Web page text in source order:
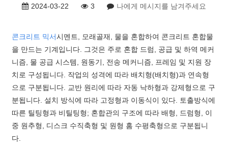
2024-03-22 3 나에게 메시지를 남겨주세요
콘크리트 믹서시멘트, 모래골재, 물을 혼합하여 콘크리트 혼합물
을 만드는 기계입니다. 그것은 주로 혼합 드럼, 공급 및 하역 메커
니즘, 물 공급 시스템, 원동기, 전송 메커니즘, 프레임 및 지원 장
치로 구성됩니다. 작업의 성격에 따라 배치형(배치형)과 연속형
으로 구분됩니다. 교반 원리에 따라 자동 낙하형과 강제형으로 구
분됩니다. 설치 방식에 따라 고정형과 이동식이 있다. 토출방식에
따른 틸팅형과 비틸팅형; 혼합관의 구조에 따라 배형, 드럼형, 이
중 원추형, 디스크 수직축형 및 원형 홈 수평축형으로 구분됩니
다.